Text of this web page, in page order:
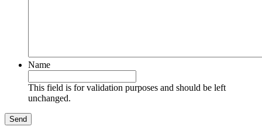
Name
This field is for validation purposes and should be left
unchanged.